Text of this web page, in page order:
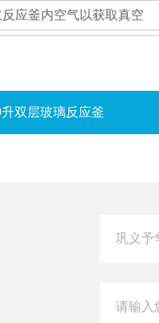
反应釜内空气以获取真空
双层玻璃反应釜